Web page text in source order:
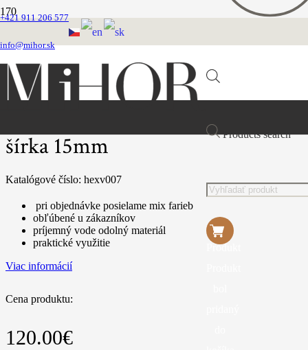
+421 911 206 577
info@mihor.sk
Products search
Produkt
Domovská stránka
VEĽKOOBCHOD
OBOJKY
Obojok z vode odolného popruhu
šírka 15mm
Katalógové číslo: hexv007
pri objednávke posielame mix farieb
obľúbené u zákazníkov
príjemný vode odolný materiál
praktické využitie
Viac informácií
Cena produktu:
120.00€